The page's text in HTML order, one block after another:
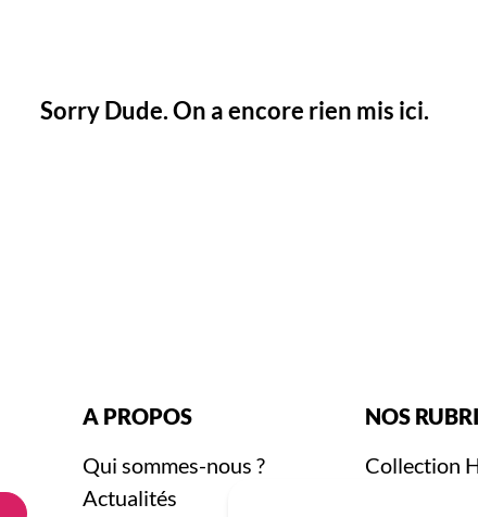
Sorry Dude. On a encore rien mis ici.
A PROPOS
Qui sommes-nous ?
Actualités
NOS
Collection